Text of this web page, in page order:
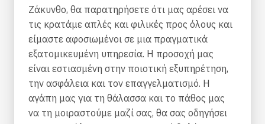
Ζάκυνθο, θα παρατηρήσετε ότι μας αρέσει να
τις κρατάμε απλές και φιλικές προς όλους και
είμαστε αφοσιωμένοι σε μια πραγματικά
εξατομικευμένη υπηρεσία. Η προσοχή μας
είναι εστιασμένη στην ποιοτική εξυπηρέτηση,
την ασφάλεια και τον επαγγελματισμό. Η
αγάπη μας για τη θάλασσα και το πάθος μας
να τη μοιραστούμε μαζί σας, θα σας οδηγήσει